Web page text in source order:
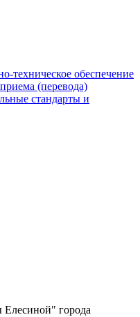
техническое обеспечение
(перевода)
стандарты и
Елесиной" города